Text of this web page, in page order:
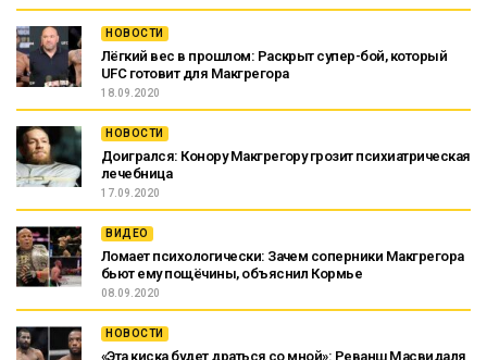
НОВОСТИ
Лёгкий вес в прошлом: Раскрыт супер-бой, который
UFC готовит для Макгрегора
18.09.2020
НОВОСТИ
Доигрался: Конору Макгрегору грозит психиатрическая
лечебница
17.09.2020
ВИДЕО
Ломает психологически: Зачем соперники Макгрегора
бьют ему пощёчины, объяснил Кормье
08.09.2020
НОВОСТИ
«Эта киска будет драться со мной»: Реванш Масвидаля